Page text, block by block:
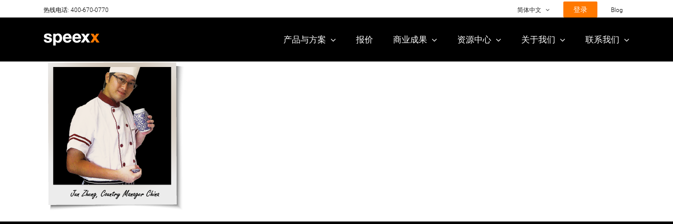
to
热线电话: 400-670-0770 简体中文 登录 Blog
产品与方案 报价 商业成果 资源中心 关于我们 联系我们